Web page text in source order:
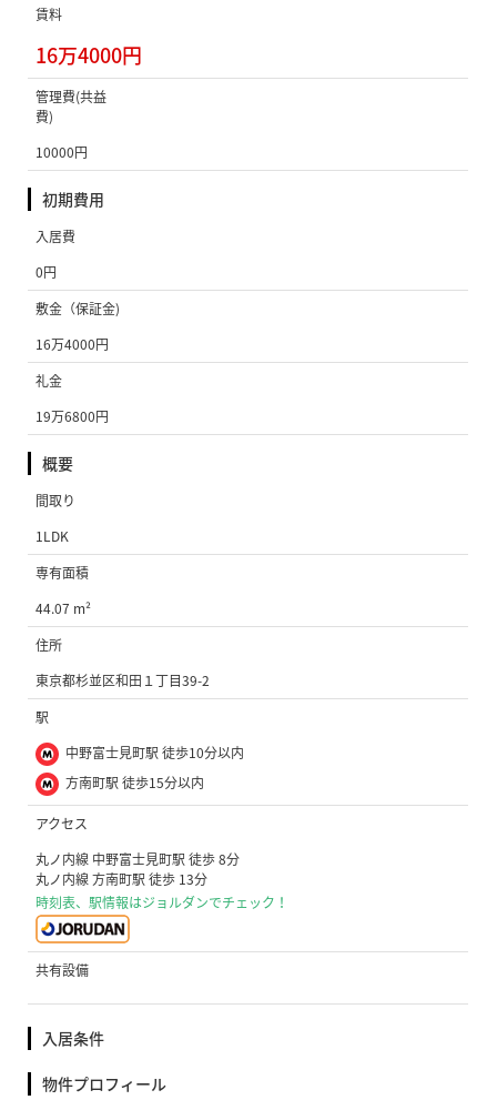
賃料
16万4000円
管理費(共益
費)
10000円
初期費用
入居費
0円
敷金（保証金)
16万4000円
礼金
19万6800円
概要
間取り
1LDK
専有面積
44.07 m²
住所
東京都杉並区和田１丁目39-2
駅
中野富士見町駅 徒歩10分以内
方南町駅 徒歩15分以内
アクセス
丸ノ内線 中野富士見町駅 徒歩 8分
丸ノ内線 方南町駅 徒歩 13分
時刻表、駅情報はジョルダンでチェック！
共有設備
入居条件
物件プロフィール